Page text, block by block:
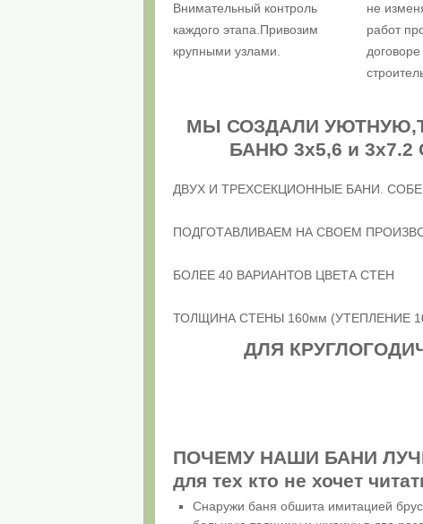
Внимательный контроль
каждого этапа.Привозим
крупными узлами.
не
работ
МЫ СОЗДАЛИ
БАНЮ 3х5,6 и
ДВУХ И ТРЕХСЕКЦИОННЫЕ БАНИ.
ПОДГОТАВЛИВАЕМ НА СВОЕМ
БОЛЕЕ 40 ВАРИАНТОВ ЦВЕТА СТЕН
ТОЛЩИНА СТЕНЫ 160мм (УТЕПЛЕНИЕ
ДЛЯ
ПОЧЕМУ НАШИ БАНИ
для тех кто не хочет
Снаружи баня обшита имитацией